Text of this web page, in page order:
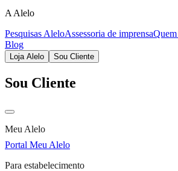
A Alelo
Pesquisas AleloAssessoria de imprensa
Blog
Loja Alelo Sou Cliente
Sou Cliente
Meu Alelo
Portal Meu Alelo
Para estabelecimento